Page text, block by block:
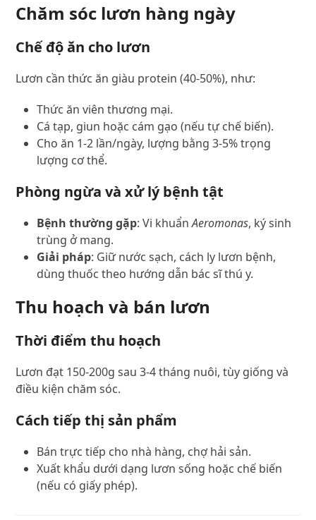
Chăm sóc lươn hàng ngày
Chế độ ăn cho lươn
Lươn cần thức ăn giàu protein (40-50%), như:
Thức ăn viên thương mại.
Cá tạp, giun hoặc cám gạo (nếu tự chế biến).
Cho ăn 1-2 lần/ngày, lượng bằng 3-5% trọng
lượng cơ thể.
Phòng ngừa và xử lý bệnh tật
Bệnh thường gặp: Vi khuẩnAeromonas, ký sinh
trùng ở mang.
Giải pháp: Giữ nước sạch, cách ly lươn bệnh,
dùng thuốc theo hướng dẫn bác sĩ thú y.
Thu hoạch và bán lươn
Thời điểm thu hoạch
Lươn đạt 150-200g sau 3-4 tháng nuôi, tùy giống và
điều kiện chăm sóc.
Cách tiếp thị sản phẩm
Bán trực tiếp cho nhà hàng, chợ hải sản.
Xuất khẩu dưới dạng lươn sống hoặc chế biến
(nếu có giấy phép).